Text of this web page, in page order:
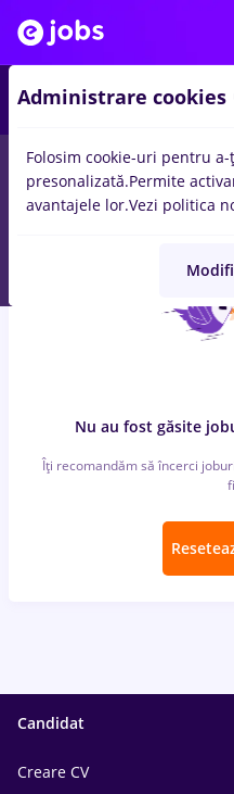
locuri de muncavopsitor,
StudentinConstructii /
Nu au fost găsite
Îți recomandăm să încerci
Candidat
Creare CV
Administrare cookies
Folosim cookie-uri pentru
presonalizată.Permite
avantajele lor.Vezi politica